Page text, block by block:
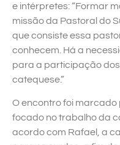
e intérpretes: “Formar
missão da Pastoral do
que consiste essa
conhecem. Há a
para a participação
catequese.”
O encontro foi
focado no trabalho da
acordo com Rafael, a